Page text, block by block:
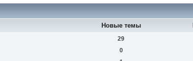
Новые темы
29
0